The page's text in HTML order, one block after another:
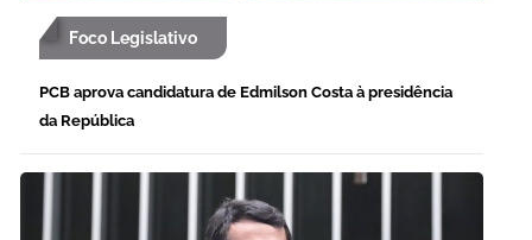
Foco Legislativo
PCB aprova candidatura de Edmilson Costa à presidência
da República